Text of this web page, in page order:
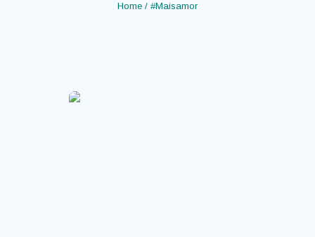
Home / #Maisamor